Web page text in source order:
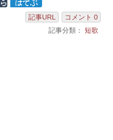
記事URL
コメント 0
記事分類： 短歌